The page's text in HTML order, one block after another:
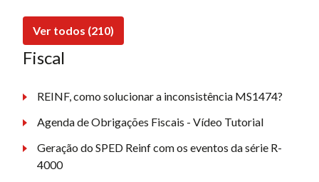
Ver todos (210)
Fiscal
REINF, como solucionar a inconsistência MS1474?
Agenda de Obrigações Fiscais - Vídeo Tutorial
Geração do SPED Reinf com os eventos da série R-
4000